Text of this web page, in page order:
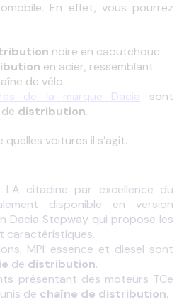
En effet, vous pourrez
noire en caoutchouc
en acier, ressemblant
de vélo.
de la marque Dacia sont
de distribution.
voitures il s’agit.
citadine par excellence du
disponible en version
Dacia Stepway qui propose les
caractéristiques.
MPI essence et diesel sont
de distribution.
présentant des moteurs TCe
de chaîne de distribution.